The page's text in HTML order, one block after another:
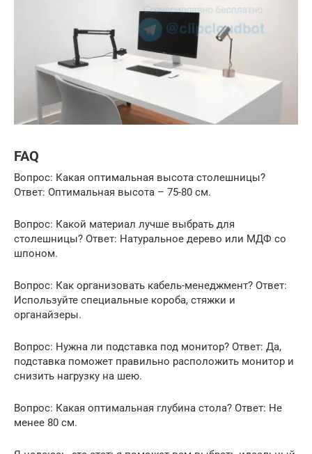
FAQ
Вопрос: Какая оптимальная высота столешницы?
Ответ: Оптимальная высота – 75-80 см.
Вопрос: Какой материал лучше выбрать для
столешницы? Ответ: Натуральное дерево или МДФ со
шпоном.
Вопрос: Как организовать кабель-менеджмент? Ответ:
Используйте специальные короба, стяжки и
органайзеры.
Вопрос: Нужна ли подставка под монитор? Ответ: Да,
подставка поможет правильно расположить монитор и
снизить нагрузку на шею.
Вопрос: Какая оптимальная глубина стола? Ответ: Не
менее 80 см.